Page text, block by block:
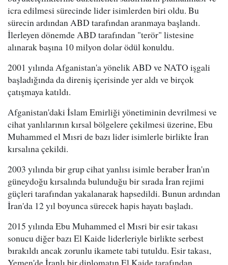
icra edilmesi sürecinde lider isimlerden biri oldu. Bu
sürecin ardından ABD tarafından aranmaya başlandı.
İlerleyen dönemde ABD tarafından "terör" listesine
alınarak başına 10 milyon dolar ödül konuldu.
2001 yılında Afganistan'a yönelik ABD ve NATO işgali
başladığında da direniş içerisinde yer aldı ve birçok
çatışmaya katıldı.
Afganistan'daki İslam Emirliği yönetiminin devrilmesi ve
cihat yanlılarının kırsal bölgelere çekilmesi üzerine, Ebu
Muhammed el Mısri de bazı lider isimlerle birlikte İran
kırsalına çekildi.
2003 yılında bir grup cihat yanlısı isimle beraber İran'ın
güneydoğu kırsalında bulunduğu bir sırada İran rejimi
güçleri tarafından yakalanarak hapsedildi. Bunun ardından
İran'da 12 yıl boyunca sürecek hapis hayatı başladı.
2015 yılında Ebu Muhammed el Mısri bir esir takası
sonucu diğer bazı El Kaide liderleriyle birlikte serbest
bırakıldı ancak zorunlu ikamete tabi tutuldu. Esir takası,
Yemen'de İranlı bir diplomatın El Kaide tarafından